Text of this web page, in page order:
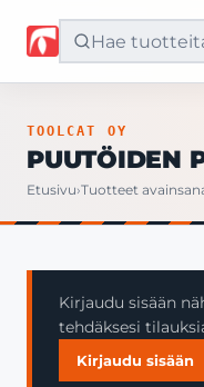
Etusivu
Yritys
Yhteystiedot
TOOLCAT OY
PUUTÖIDEN
Etusivu›Tuotteet
Kirjaudu sisään
tehdäksesi
Kirjaudu sisään